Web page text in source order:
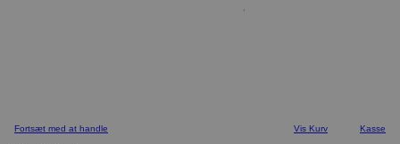
Fortsæt med at handle Vis Kurv Kasse